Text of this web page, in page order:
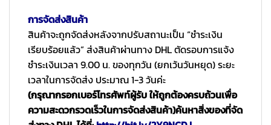
การจัดส่งสินค้า
สินค้าจะถูกจัดส่งหลังจากปรับสถานะเป็น “ชำระเงิน
เรียบร้อยแล้ว” ส่งสินค้าผ่านทาง DHL ตัดรอบการแจ้ง
ชำระเงินเวลา 9.00 น. ของทุกวัน (ยกเว้นวันหยุด) ระยะ
เวลาในการจัดส่ง ประมาณ 1-3 วันค่ะ
(กรุณากรอกเบอร์โทรศัพท์ผู้รับ ให้ถูกต้องครบถ้วนเพื่อ
ความสะดวกรวดเร็วในการจัดส่งสินค้า)ค้นหาสิ่งของที่จัด